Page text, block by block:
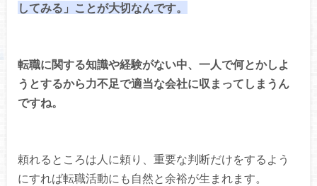
してみる」ことが大切なんです。
転職に関する知識や経験がない中、一人で何とかしよ
うとするから力不足で適当な会社に収まってしまうん
ですね。
頼れるところは人に頼り、重要な判断だけをするよう
にすれば転職活動にも自然と余裕が生まれます。